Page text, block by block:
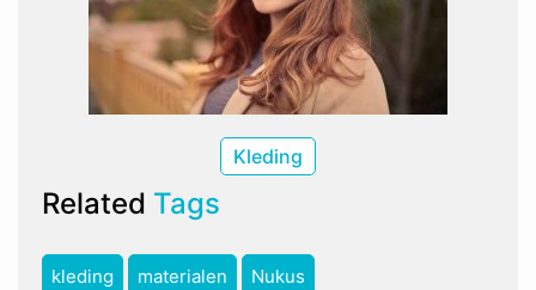
Kleding
Related Tags
kleding materialen Nukus